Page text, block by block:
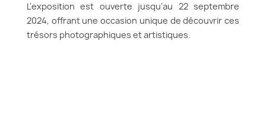
L'exposition est ouverte jusqu'au 22 septembre
2024, offrant une occasion unique de découvrir ces
trésors photographiques et artistiques.